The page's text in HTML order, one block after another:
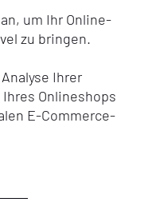
um Ihr Online-
zu bringen.
Ihrer
Onlineshops
E-Commerce-